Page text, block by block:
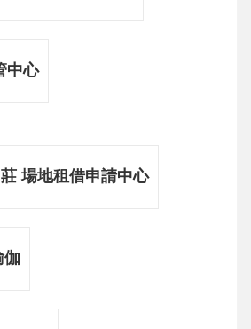
中心
場地租借申請中心
伽